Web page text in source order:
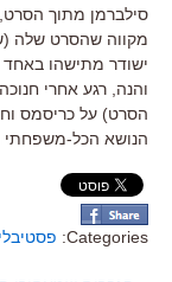
סילברמן מתוך
מקווה שהסרט שלה
ישודר מתישהו באחד
והנה, רגע אחרי
הסרט) על כריסמס
הנושא הכל-משפחתי
Categories: